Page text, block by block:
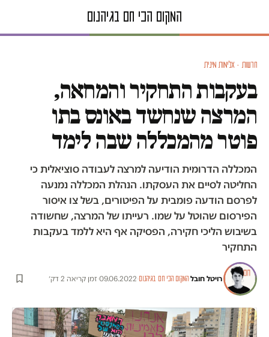
חדשות · אלימות מינית
בעקבות התחקיר והמחאה,
המרצה שנחשד באונס בתו
פוטר מהמכללה שבה לימד
המכללה הדרומית הודיעה למרצה לעבודה סוציאלית כי
החליטה לסיים את העסקתו. הנהלת המכללה נמנעה
לפרסם הודעה פומבית על הפיטורים, בשל צו איסור
הפירסום שהוטל על שמו. רעייתו של המרצה, שחשודה
בשיבוש הליכי חקירה, הפסיקה אף היא ללמד בעקבות
התחקיר
רויטל חובל·המקום הכי חם בגיהנום·
09.06.2022
·זמן קריאה 2 דק׳